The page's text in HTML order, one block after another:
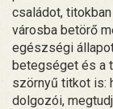
családot,
városba betörő
egészségi
betegséget és a
szörnyű titkot is:
dolgozói,